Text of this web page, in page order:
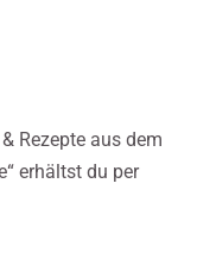
Rezepte aus dem
erhältst du per